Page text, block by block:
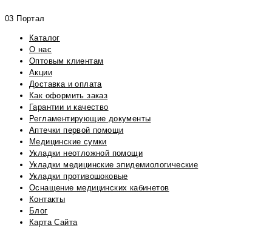
03 Портал
Каталог
О нас
Оптовым клиентам
Акции
Доставка и оплата
Как оформить заказ
Гарантии и качество
Регламентирующие документы
Аптечки первой помощи
Медицинские сумки
Укладки неотложной помощи
Укладки медицинские эпидемиологические
Укладки противошоковые
Оснащение медицинских кабинетов
Контакты
Блог
Карта Сайта